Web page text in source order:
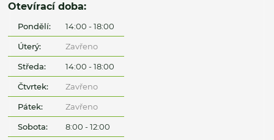
Otevírací doba:
Pondělí: 14:00 - 18:00
Úterý: Zavřeno
Středa: 14:00 - 18:00
Čtvrtek: Zavřeno
Pátek: Zavřeno
Sobota: 8:00 - 12:00